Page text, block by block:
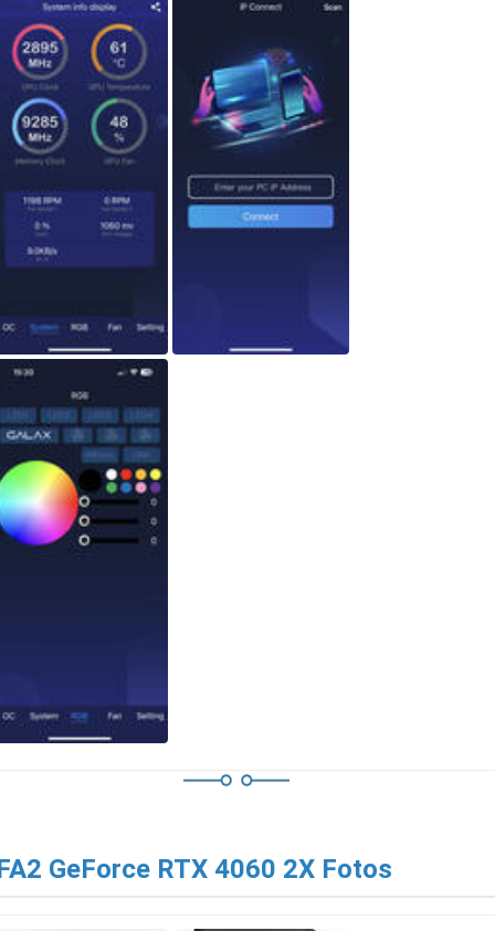
GeForce RTX 4060 2X Fotos